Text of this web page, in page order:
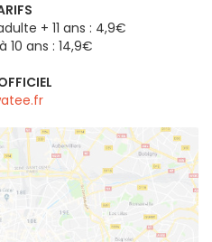
+ 11 ans : 4,9€
10 ans : 14,9€